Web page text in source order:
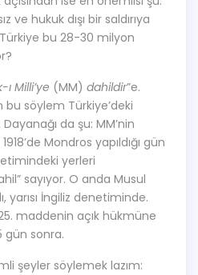
ve hukuk dışı bir saldırıya
bu 28-30 milyon
Milli’ye (MM) dahildir”e.
söylem Türkiye’deki
Dayanağı da şu: MM’nin
Mondros yapıldığı gün
yerleri
sayıyor. O anda Musul
yarısı İngiliz denetiminde.
maddenin açık hükmüne
gün sonra.
şeyler söylemek lazım: